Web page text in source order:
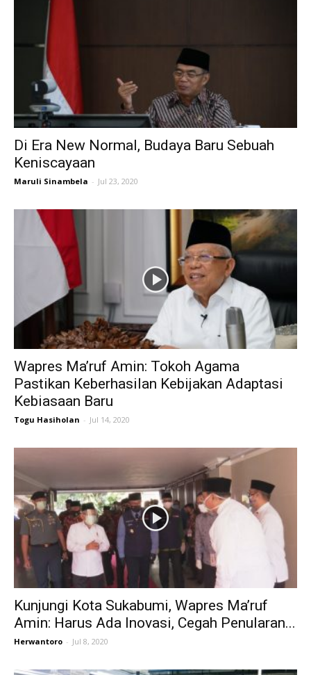
Di Era New Normal, Budaya Baru Sebuah
Keniscayaan
Maruli Sinambela - Jul 23, 2020
Wapres Ma’ruf Amin: Tokoh Agama
Pastikan Keberhasilan Kebijakan Adaptasi
Kebiasaan Baru
Togu Hasiholan - Jul 14, 2020
Kunjungi Kota Sukabumi, Wapres Ma’ruf
Amin: Harus Ada Inovasi, Cegah Penularan...
Herwantoro - Jul 8, 2020